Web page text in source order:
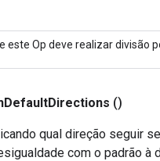
este Op deve realizar divisão
DefaultDirections ()
qual direção seguir
com o padrão à